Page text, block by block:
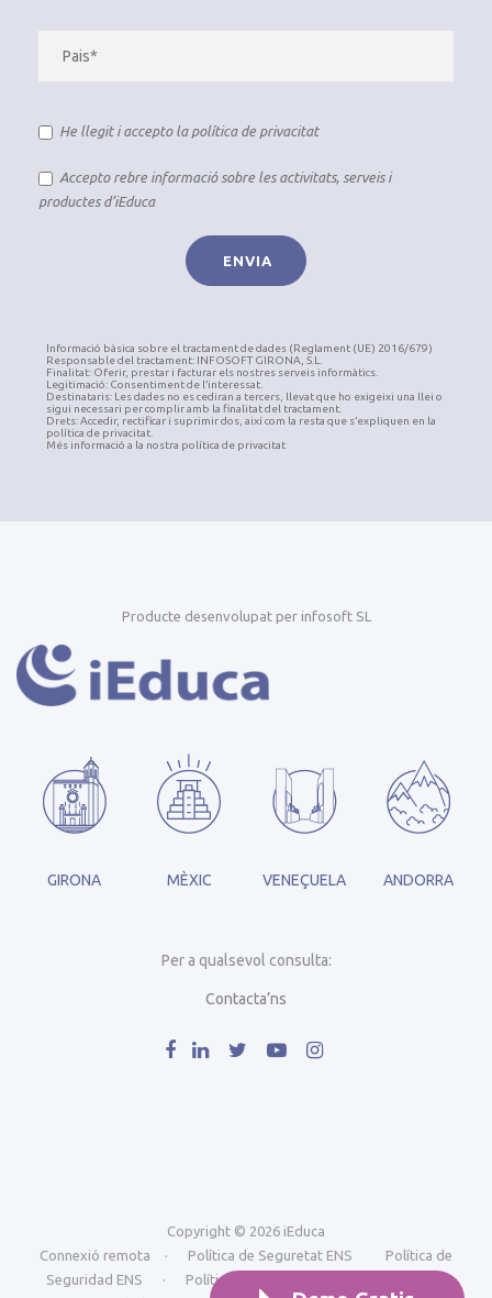
He llegit i accepto la política de privacitat
Accepto rebre informació sobre les activitats, serveis i
productes d’iEduca
Informació bàsica sobre el tractament de dades (Reglament (UE) 2016/679)
Responsable del tractament: INFOSOFT GIRONA, S.L.
Finalitat: Oferir, prestar i facturar els nostres serveis informàtics.
Legitimació: Consentiment de l’interessat.
Destinataris: Les dades no es cediran a tercers, llevat que ho exigeixi una llei o
sigui necessari per complir amb la finalitat del tractament.
Drets: Accedir, rectificar i suprimir dos, així com la resta que s’expliquen en la
política de privacitat.
Més informació a la nostra política de privacitat
Producte desenvolupat per infosoft SL
GIRONA MÈXIC VENEÇUELA ANDORRA
Per a qualsevol consulta:
Contacta’ns
Copyright © 2026 iEduca
Connexió remota
· Política de Seguretat ENS
Política de
Seguridad ENS
· Política de Seguretat ISO